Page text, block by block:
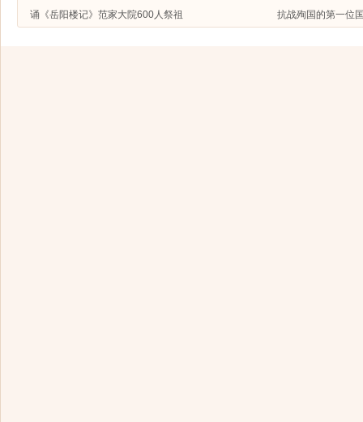
诵《岳阳楼记》范家大院600人祭祖 抗战殉国的第一位